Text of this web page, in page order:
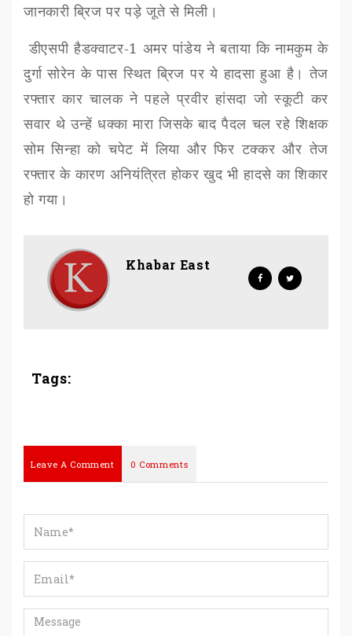
जानकारी ब्रिज पर पड़े जूते से मिली।
डीएसपी हैडक्वाटर-1 अमर पांडेय ने बताया कि नामकुम के
दुर्गा सोरेन के पास स्थित ब्रिज पर ये हादसा हुआ है। तेज
रफ्तार कार चालक ने पहले प्रवीर हांसदा जो स्कूटी कर
सवार थे उन्हें धक्का मारा जिसके बाद पैदल चल रहे शिक्षक
सोम सिन्हा को चपेट में लिया और फिर टक्कर और तेज
रफ्तार के कारण अनियंत्रित होकर खुद भी हादसे का शिकार
हो गया।
Khabar East
Tags:
Leave A Comment 0 Comments